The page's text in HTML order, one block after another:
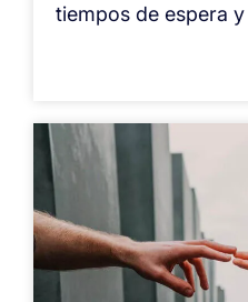
tiempos de espera